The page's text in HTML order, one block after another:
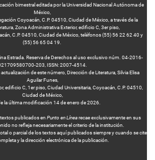
bimestral editada por la Universidad Nacional Autónoma de
México,
Coyoacán, C.P. 04510, Ciudad de México, a través de la
Zona Administrativa Exterior, edificio C, 3er piso,
C.P. 04510, Ciudad de México, teléfonos (55) 56 22 62 40 y
(55) 56 65 04 19.
Estrada. Reserva de Derechos al uso exclusivo núm. 04-2016-
203, ISSN: 2007-4514.
de este número, Dirección de Literatura, Silvia Elisa
Aguilar Funes,
edificio C, 1er piso, Ciudad Universitaria, Coyoacán, C.P. 04510,
Ciudad de México,
la última modificación 14 de enero de 2026.
publicados en Punto en Línearecae exclusivamente en sus
no refleja necesariamente el criterio de la institución.
o parcial de los textos aquí publicados siempre y cuando se cite
y la dirección electrónica de la publicación.